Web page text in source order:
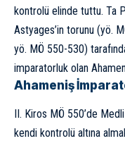
kontrolü elinde tuttu. Ta
Astyages’in torunu (yö.
yö. MÖ 550-530)
imparatorluk olan
Ahameniş
II. Kiros MÖ 550’de
kendi kontrolü altına